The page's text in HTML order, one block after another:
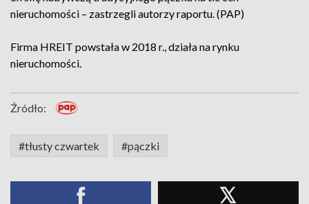
nieruchomości – zastrzegli autorzy raportu. (PAP)
Firma HREIT powstała w 2018 r., działa na rynku
nieruchomości.
Źródło:
#tłusty czwartek #pączki